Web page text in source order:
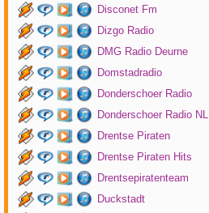
Disconet Fm
Dizgo Radio
DMG Radio Deurne
Domstadradio
Donderschoer Radio
Donderschoer Radio NL
Drentse Piraten
Drentse Piraten Hits
Drentsepiratenteam
Duckstadt